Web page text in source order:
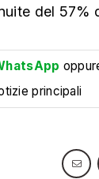
del 57%
principali